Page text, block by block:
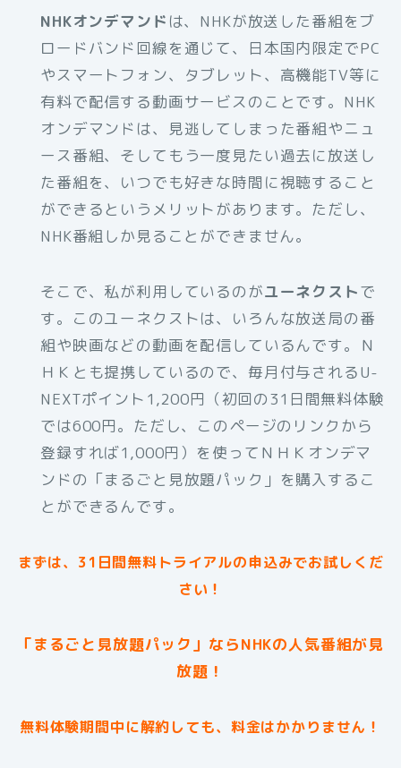
NHKオンデマンド は、NHKが放送した番組をブ
ロードバンド回線を通じて、日本国内限定でPC
やスマートフォン、タブレット、高機能TV等に
有料で配信する動画サービスのことです。NHK
オンデマンドは、見逃してしまった番組やニュ
ース番組、そしてもう一度見たい過去に放送し
た番組を、いつでも好きな時間に視聴すること
ができるというメリットがあります。ただし、
NHK番組しか見ることができません。
そこで、私が利用しているのがユーネクストで
す。このユーネクストは、いろんな放送局の番
組や映画などの動画を配信しているんです。Ｎ
ＨＫとも提携しているので、毎月付与されるU-
NEXTポイント1,200円（初回の31日間無料体験
では600円。ただし、このページのリンクから
登録すれば1,000円）を使ってＮＨＫオンデマ
ンドの「まるごと見放題パック」を購入するこ
とができるんです。
まずは、31日間無料トライアルの申込みでお試しくだ
さい！
「まるごと見放題パック」ならNHKの人気番組が見
放題！
無料体験期間中に解約しても、料金はかかりません！